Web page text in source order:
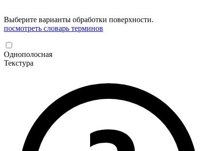
Выберите варианты обработки поверхности.
посмотреть словарь терминов
Однополосная
Текстура